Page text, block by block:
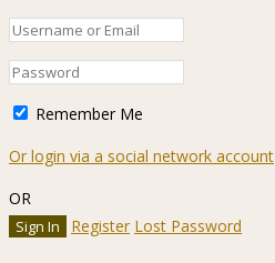
Remember Me
Or login via a social network account
OR
Register Lost Password